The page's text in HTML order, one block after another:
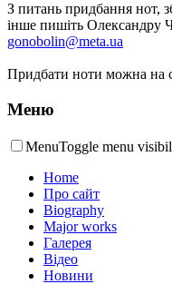
З питань придбання нот,
інше пишіть Олександру
gonobolin@meta.ua
Придбати ноти можна на
Меню
MenuToggle menu
Home
Про сайт
Biography
Major works
Галерея
Відео
Новини